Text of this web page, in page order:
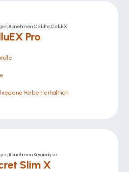
Pro
Farben erhältlich
Slim X